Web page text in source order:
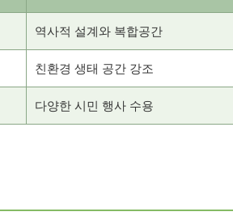
역사적 설계와 복합공간
친환경 생태 공간 강조
다양한 시민 행사 수용